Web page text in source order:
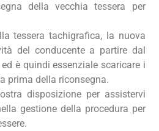
della vecchia tessera per
tessera tachigrafica, la nuova
del conducente a partire dal
è quindi essenziale scaricare i
prima della riconsegna.
disposizione per assistervi
gestione della procedura per